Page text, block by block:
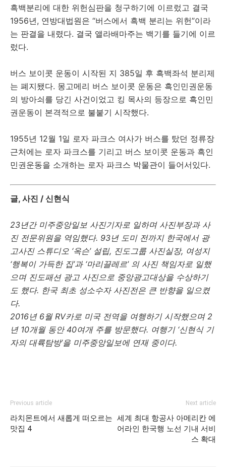
흑백분리에 대한 위헌심판을 청구하기에 이르렀고 결국
1956년, 연방대법원은 “버스에서 흑백 분리는 위헌”이라
는 판결을 내렸다. 결국 앨라배마주는 백기를 들기에 이르
렀다.
버스 보이콧 운동이 시작된 지 385일 후 흑백좌석 분리제
는 폐지됐다. 몽고메리 버스 보이콧 운동은 흑인민권운동
의 방아쇠를 당긴 사건이었고 킹 목사의 등장으로 흑인민
권운동이 본격적으로 불붙기 시작했다.
1955년 12월 1일 로자 파크스 여사가 버스를 탔던 정류장
근처에는 로자 파크스를 기리고 버스 보이콧 운동과 흑인
민권운동을 소개하는 로자 파크스 박물관이 들어서있다.
글, 사진 / 신현식
23년간 미주중앙일보 사진기자로 일하며 사진부장과사
진 전문위원을 역임했다. 93년 도미 전까지 한국에서 광
고사진 스튜디오 ‘옥슨’ 설립, 진도그룹 사진실장, 여성지
‘행복이 가득한 집’과 ‘마리끌레르’ 의 사진 책임자로 일했
으며 진도패션 광고 사진으로 중앙광고대상을 수상하기
도 했다. 한국 최초 성소수자 사진전은 큰 반향을 일으켰
다.
2016년 6월 RV카로 미국 전역을 여행하기 시작했으며 2
년 10개월 동안 40여개 주를 방문했다. 여행기 ‘신현식 기
자의 대륙탐방’을 미주중앙일보에 연재 중이다.
Previous article
라치몬트에서 새롭게 떠오르는
맛집 4
Next article
세계 최대 항공사 아메리칸 에
어라인 한국행 노선 기내 서비
스 확대